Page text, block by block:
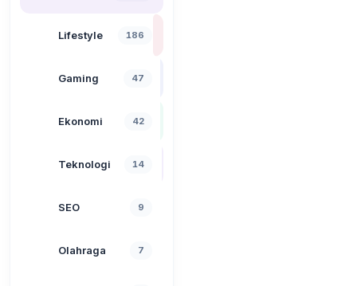
Lifestyle 186
Gaming 47
Ekonomi 42
Teknologi 14
SEO 9
Olahraga 7